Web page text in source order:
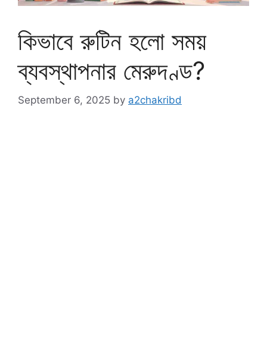
কিভাবে রুটিন হলো সময়
ব্যবস্থাপনার মেরুদণ্ড?
September 6, 2025 by a2chakribd